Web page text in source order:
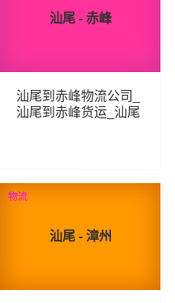
汕尾 - 赤峰
汕尾到赤峰物流公司_
汕尾到赤峰货运_汕尾
273 查看详细
汕尾 - 漳州
物流